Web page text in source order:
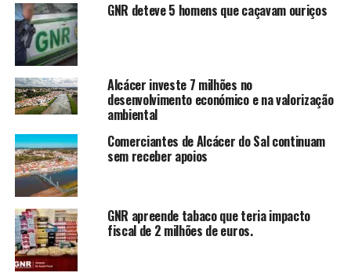
GNR deteve 5 homens que caçavam ouriços
Alcácer investe 7 milhões no
desenvolvimento económico e na valorização
ambiental
Comerciantes de Alcácer do Sal continuam
sem receber apoios
GNR apreende tabaco que teria impacto
fiscal de 2 milhões de euros.